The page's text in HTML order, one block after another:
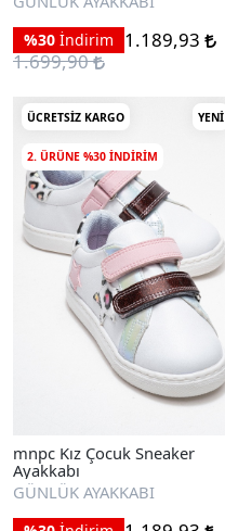
%30 İndirim
1.189,93
1.699,90
ÜCRETSIZ KARGO YENI
2. ÜRÜNE %30 INDIRIM
mnpc Kız Çocuk Sneaker
Ayakkabı
GÜNLÜK AYAKKABI